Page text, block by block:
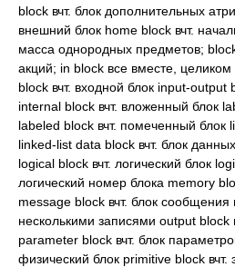
block вчт. блок дополнительных
внешний блок home block вчт.
масса однородных предметов;
акций; in block все вместе,
block вчт. входной блок input-output
internal block вчт. вложенный блок
labeled block вчт. помеченный блок
linked-list data block вчт. блок
logical block вчт. логический блок
логический номер блока memory
message block вчт. блок сообщения
несколькими записями output block
parameter block вчт. блок
физический блок primitive block